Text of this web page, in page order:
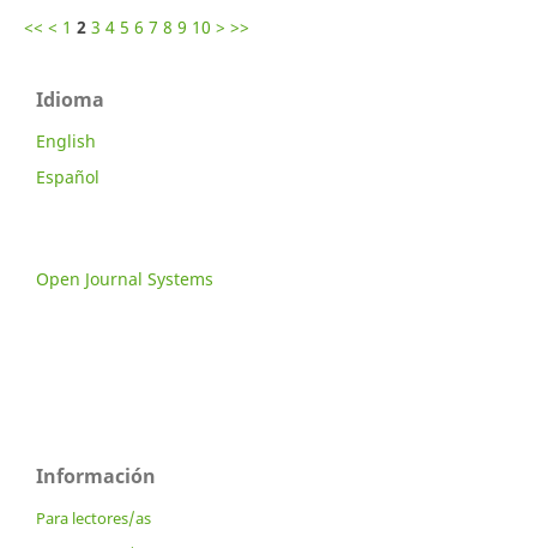
<< < 1 2 3 4 5 6 7 8 9 10 > >>
Idioma
English
Español
Open Journal Systems
Información
Para lectores/as